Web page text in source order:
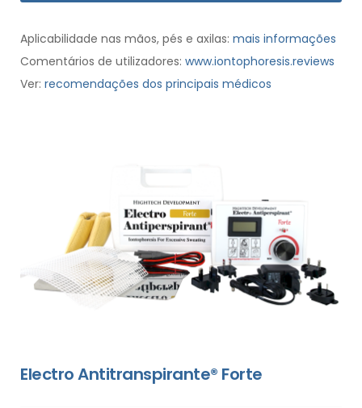
Aplicabilidade nas mãos, pés e axilas: mais informações
Comentários de utilizadores: www.iontophoresis.reviews
Ver: recomendações dos principais médicos
Electro Antitranspirante® Forte